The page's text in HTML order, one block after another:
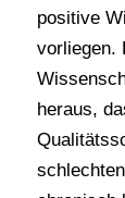
positive
vorliegen.
heraus,